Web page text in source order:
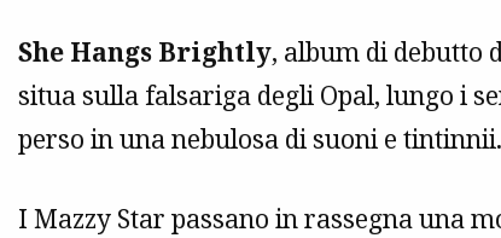
She Hangs Brightly, album di debutto
situa sulla falsariga degli Opal, lungo i
perso in una nebulosa di suoni e tintinnii.
I Mazzy Star passano in rassegna una